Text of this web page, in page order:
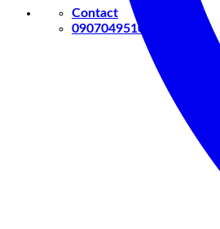
Contact
0907049510